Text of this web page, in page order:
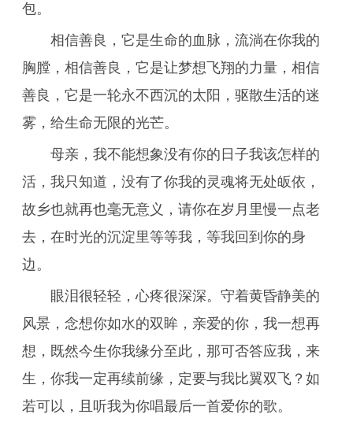
包。
相信善良，它是生命的血脉，流淌在你我的
胸膛，相信善良，它是让梦想飞翔的力量，相信
善良，它是一轮永不西沉的太阳，驱散生活的迷
雾，给生命无限的光芒。
母亲，我不能想象没有你的日子我该怎样的
活，我只知道，没有了你我的灵魂将无处皈依，
故乡也就再也毫无意义，请你在岁月里慢一点老
去，在时光的沉淀里等等我，等我回到你的身
边。
眼泪很轻轻，心疼很深深。守着黄昏静美的
风景，念想你如水的双眸，亲爱的你，我一想再
想，既然今生你我缘分至此，那可否答应我，来
生，你我一定再续前缘，定要与我比翼双飞？如
若可以，且听我为你唱最后一首爱你的歌。